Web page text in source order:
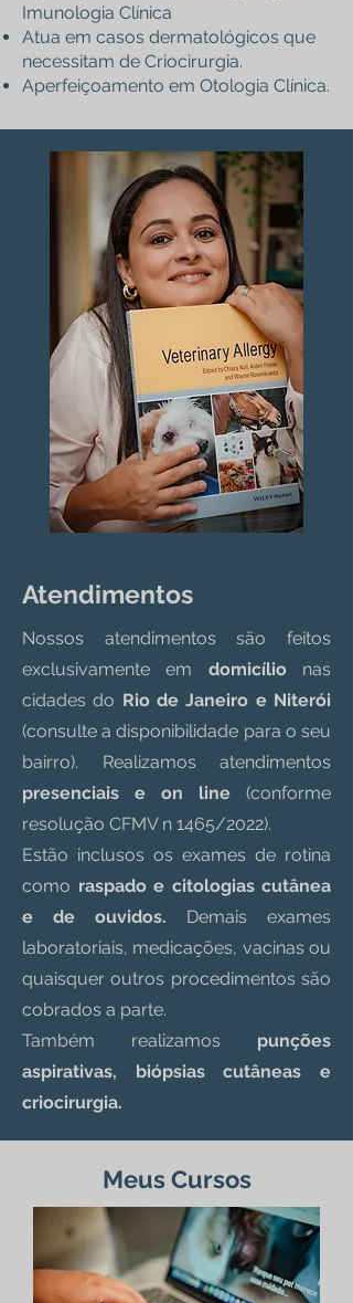
Imunologia Clínica
Atua em casos dermatológicos que
necessitam de Criocirurgia.
Aperfeiçoamento em Otologia Clínica.
Atendimentos
Nossos atendimentos são feitos
exclusivamente em domicílionas
cidades do Rio de Janeiro e Niterói
(consulte a disponibilidade para o seu
bairro). Realizamos atendimentos
presenciais e on line (conforme
resolução CFMV n 1465/2022).
Estão inclusos os exames de rotina
como raspado e citologias cutânea
e de ouvidos. Demais exames
laboratoriais, medicações, vacinas ou
quaisquer outros procedimentos são
cobrados a parte.
Também realizamos punções
aspirativas, biópsias cutâneas e
criocirurgia.
Meus Cursos